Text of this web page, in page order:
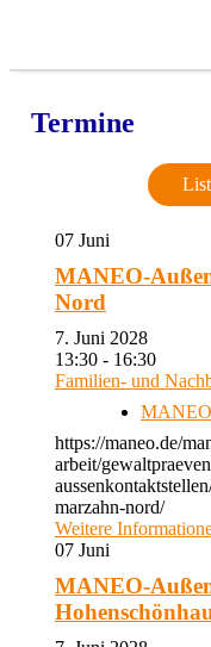
Termine
07 Juni
MANEO-
Nord
7. Juni 2028
13:30 - 16:30
Familien- und
https://maneo.de/
arbeit/
marzahn-nord/
Weitere
07 Juni
MANEO-